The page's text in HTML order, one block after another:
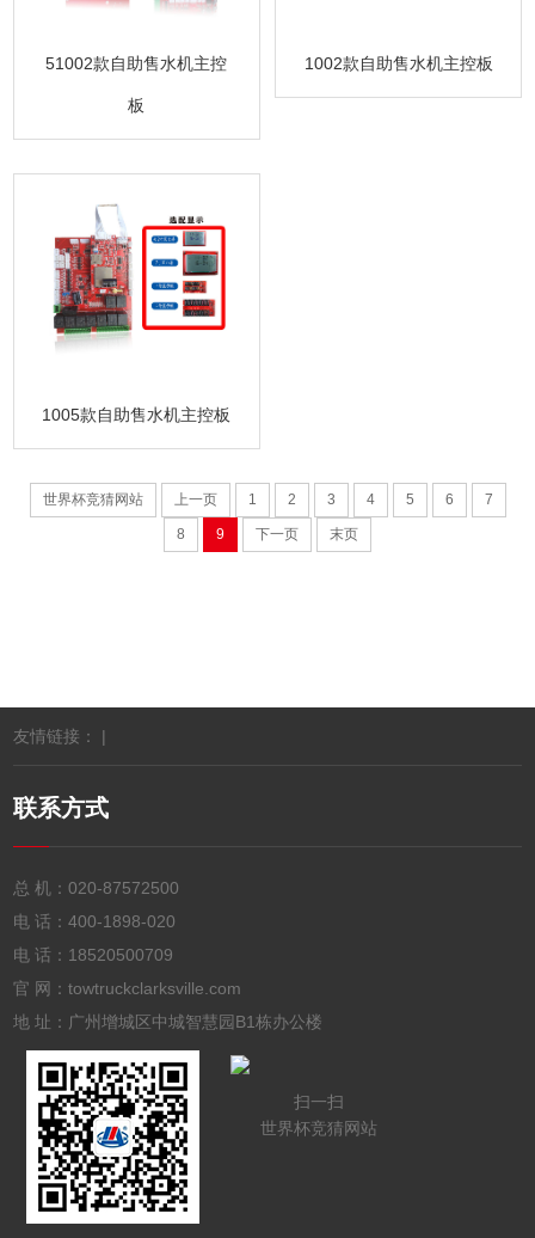
51002款自助售水机主控
板
1002款自助售水机主控板
1005款自助售水机主控板
世界杯竞猜网站 上一页 1 2 3 4 5 6 7
8 9 下一页 末页
友情链接： |
联系方式
总 机：020-87572500
电 话：400-1898-020
电 话： 18520500709
官 网：towtruckclarksville.com
地 址：广州增城区中城智慧园B1栋办公楼
扫一扫
世界杯竞猜网站